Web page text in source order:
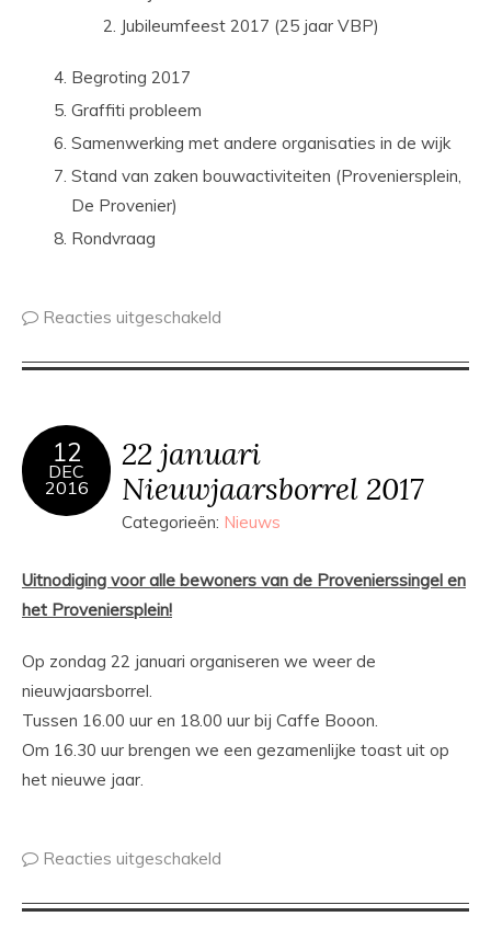
Jubileumfeest 2017 (25 jaar VBP)
Begroting 2017
Graffiti probleem
Samenwerking met andere organisaties in de wijk
Stand van zaken bouwactiviteiten (Proveniersplein,
De Provenier)
Rondvraag
Reacties uitgeschakeld
12
DEC
2016
22 januari
Nieuwjaarsborrel 2017
Categorieën: Nieuws
Uitnodiging voor alle bewoners van de Provenierssingel en
het Proveniersplein!
Op zondag 22 januari organiseren we weer de
nieuwjaarsborrel.
Tussen 16.00 uur en 18.00 uur bij Caffe Booon.
Om 16.30 uur brengen we een gezamenlijke toast uit op
het nieuwe jaar.
Reacties uitgeschakeld